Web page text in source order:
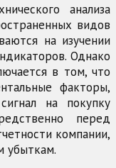
анализа
видов
на изучении
Однако
в том, что
факторы,
на покупку
перед
компании,
убыткам.